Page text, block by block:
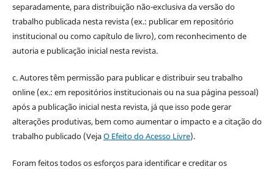
separadamente, para distribuição não-exclusiva da versão do
trabalho publicada nesta revista (ex.: publicar em repositório
institucional ou como capítulo de livro), com reconhecimento de
autoria e publicação inicial nesta revista.
c. Autores têm permissão para publicar e distribuir seu trabalho
online (ex.: em repositórios institucionais ou na sua página pessoal)
após a publicação inicial nesta revista, já que isso pode gerar
alterações produtivas, bem como aumentar o impacto e a citação do
trabalho publicado (VejaO Efeito do Acesso Livre).
Foram feitos todos os esforços para identificar e creditar os